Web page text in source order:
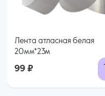
Лента атласная белая
20мм*23м
99 ₽